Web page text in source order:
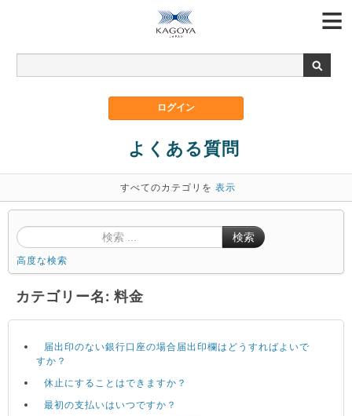
よくある質問
すべてのカテゴリを 表示
検索
高度な検索
カテゴリー名: 料金
届出印のない銀行口座の場合届出印欄はどうすればよいで
すか？
休止にすることはできますか？
最初の支払いはいつですか？